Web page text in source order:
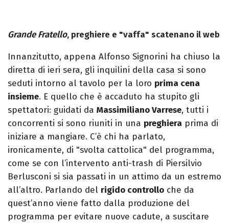
Grande Fratello, preghiere e "vaffa" scatenano il web
Innanzitutto, appena Alfonso Signorini ha chiuso la
diretta di ieri sera, gli inquilini della casa si sono
seduti intorno al tavolo per la loro prima cena
insieme. E quello che è accaduto ha stupito gli
spettatori: guidati da Massimiliano Varrese, tutti i
concorrenti si sono riuniti in una preghiera prima di
iniziare a mangiare. C’è chi ha parlato,
ironicamente, di "svolta cattolica" del programma,
come se con l’intervento anti-trash di Piersilvio
Berlusconi si sia passati in un attimo da un estremo
all’altro. Parlando del rigido controllo che da
quest’anno viene fatto dalla produzione del
programma per evitare nuove cadute, a suscitare